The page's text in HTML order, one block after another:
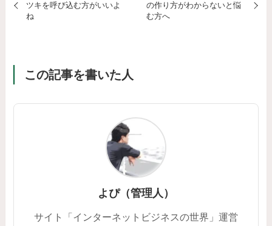
ツキを呼び込む方がいいよ
ね
の作り方がわからないと悩
む方へ
この記事を書いた人
よぴ（管理人）
サイト「インターネットビジネスの世界」運営